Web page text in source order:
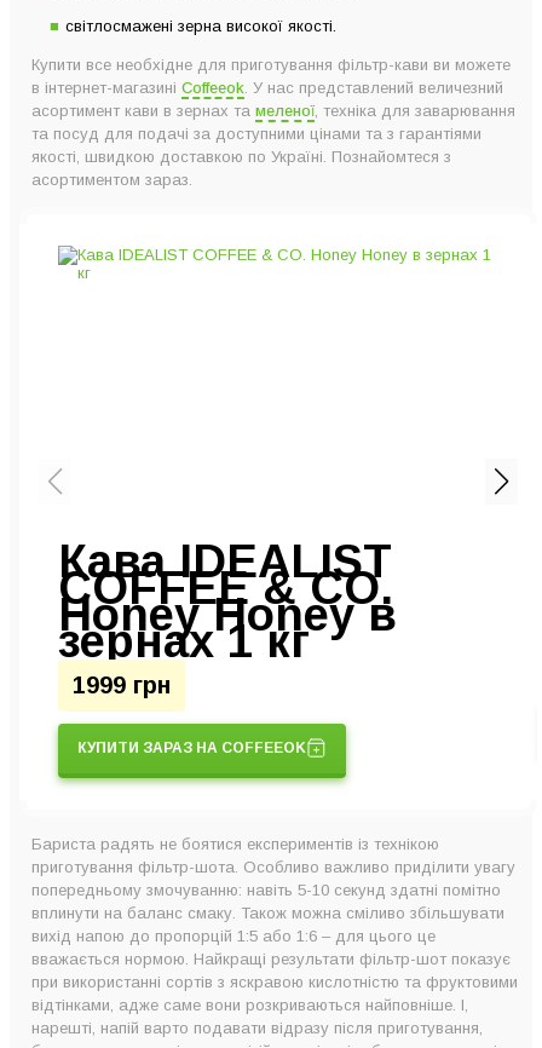
світлосмажені зерна високої якості.
Купити все необхідне для приготування фільтр-кави ви можете
в інтернет-магазині Coffeeok . У нас представлений величезний
асортимент кави в зернах та меленої , техніка для заварювання
та посуд для подачі за доступними цінами та з гарантіями
якості, швидкою доставкою по Україні. Познайомтеся з
асортиментом зараз.
Кава IDEALIST
COFFEE & CO.
Honey Honey в
зернах 1 кг
1999 грн
КУПИТИ ЗАРАЗ НА COFFEEOK
Бариста радять не боятися експериментів із технікою
приготування фільтр-шота. Особливо важливо приділити увагу
попередньому змочуванню: навіть 5-10 секунд здатні помітно
вплинути на баланс смаку. Також можна сміливо збільшувати
вихід напою до пропорцій 1:5 або 1:6 – для цього це
вважається нормою. Найкращі результати фільтр-шот показує
при використанні сортів з яскравою кислотністю та фруктовими
відтінками, адже саме вони розкриваються найповніше. І,
нарешті, напій варто подавати відразу після приготування,